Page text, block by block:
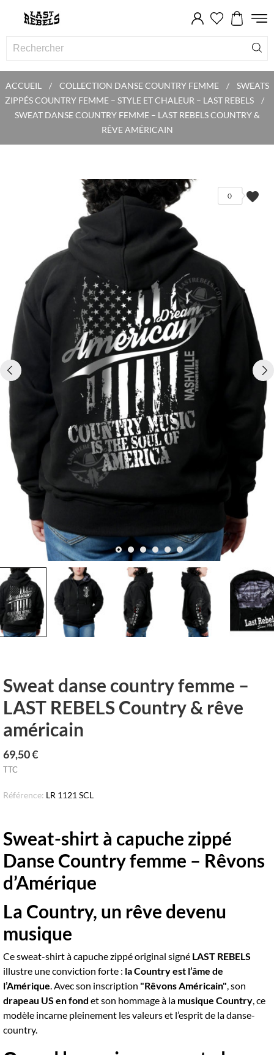
ACCUEIL COLLECTION DANSE COUNTRY FEMME
SWEATS
ZIPPÉS COUNTRY FEMME – STYLE ET CHALEUR – LAST REBELS
SWEAT DANSE COUNTRY FEMME – LAST REBELS COUNTRY &
RÊVE AMÉRICAIN
favorite
0
Sweat danse country femme –
LAST REBELS Country & rêve
américain
69,50 €
TTC
Référence: LR 1121 SCL
Sweat-shirt à capuche zippé
Danse Country femme – Rêvons
d’Amérique
La Country, un rêve devenu
musique
Ce sweat-shirt à capuche zippé original signé LAST REBELS
illustre une conviction forte : la Country est l’âme de
l’Amérique. Avec son inscription "Rêvons Américain", son
drapeau US en fond et son hommage à la musique Country, ce
modèle incarne pleinement les valeurs et l’esprit de la danse-
country.